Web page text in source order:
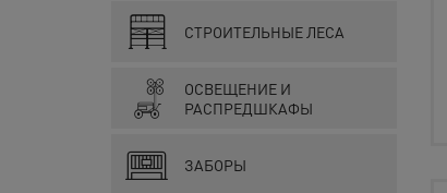
СТРОИТЕЛЬНЫЕ ЛЕСА
ОСВЕЩЕНИЕ И
РАСПРЕДШКАФЫ
ЗАБОРЫ